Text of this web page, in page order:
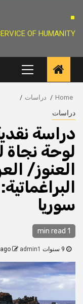
.
OF HUMANITY
Primary
Menu
Home دراسات
دراسات
دراسة
لوحة نجاة
العنوز/
سوريا
1 min read
admin1